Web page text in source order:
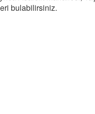
bulabilirsiniz.